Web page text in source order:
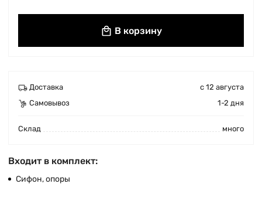
В корзину
Доставка
с 12 августа
Самовывоз
1-2 дня
Cклад много
Входит в комплект:
Сифон, опоры